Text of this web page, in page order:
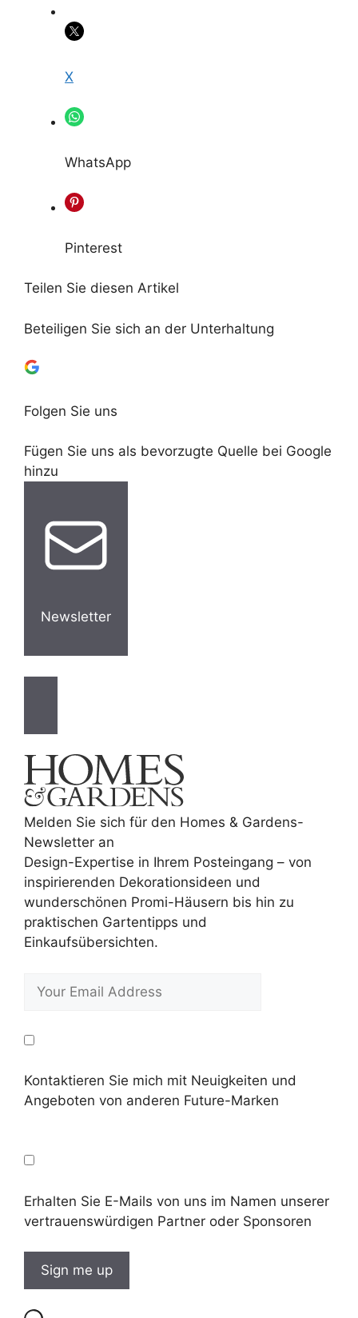
X
WhatsApp
Pinterest
Teilen Sie diesen Artikel
Beteiligen Sie sich an der Unterhaltung
Folgen Sie uns
Fügen Sie uns als bevorzugte Quelle bei Google
hinzu
Newsletter
Melden Sie sich für den Homes & Gardens-
Newsletter an
Design-Expertise in Ihrem Posteingang – von
inspirierenden Dekorationsideen und
wunderschönen Promi-Häusern bis hin zu
praktischen Gartentipps und
Einkaufsübersichten.
Kontaktieren Sie mich mit Neuigkeiten und
Angeboten von anderen Future-Marken
Erhalten Sie E-Mails von uns im Namen unserer
vertrauenswürdigen Partner oder Sponsoren